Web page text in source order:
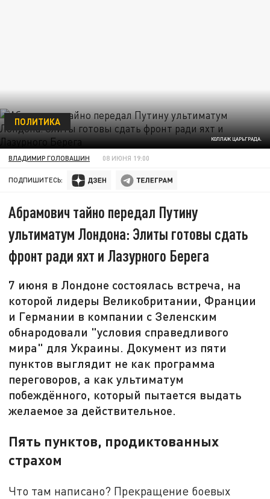
КОЛЛАЖ ЦАРЬГРАДА.
ПОЛИТИКА
ВЛАДИМИР ГОЛОВАШИН 08 ИЮНЯ 19:00
ПОДПИШИТЕСЬ:
Абрамович тайно передал Путину
ультиматум Лондона: Элиты готовы сдать
фронт ради яхт и Лазурного Берега
7 июня в Лондоне состоялась встреча, на
которой лидеры Великобритании, Франции
и Германии в компании с Зеленским
обнародовали "условия справедливого
мира" для Украины. Документ из пяти
пунктов выглядит не как программа
переговоров, а как ультиматум
побеждённого, который пытается выдать
желаемое за действительное.
Пять пунктов, продиктованных
страхом
Что там написано? Прекращение боевых